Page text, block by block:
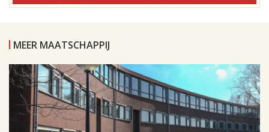
MEER MAATSCHAPPIJ